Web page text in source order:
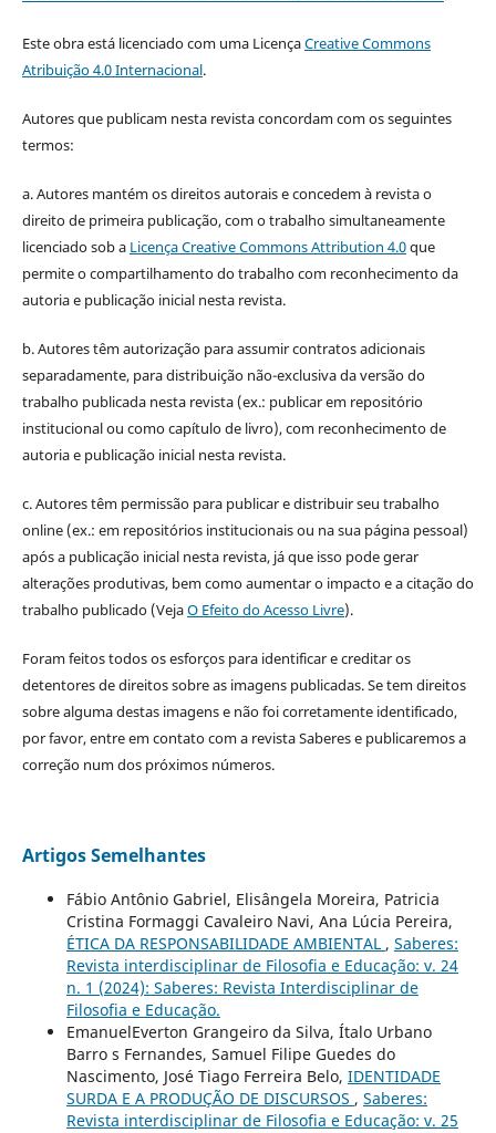
Este obra está licenciado com uma LicençaCreative Commons
Atribuição 4.0 Internacional.
Autores que publicam nesta revista concordam com os seguintes
termos:
a. Autores mantém os direitos autorais e concedem à revista o
direito de primeira publicação, com o trabalho simultaneamente
licenciado sob a Licença Creative Commons Attribution 4.0que
permite o compartilhamento do trabalho com reconhecimento da
autoria e publicação inicial nesta revista.
b. Autores têm autorização para assumir contratos adicionais
separadamente, para distribuição não-exclusiva da versão do
trabalho publicada nesta revista (ex.: publicar em repositório
institucional ou como capítulo de livro), com reconhecimento de
autoria e publicação inicial nesta revista.
c. Autores têm permissão para publicar e distribuir seu trabalho
online (ex.: em repositórios institucionais ou na sua página pessoal)
após a publicação inicial nesta revista, já que isso pode gerar
alterações produtivas, bem como aumentar o impacto e a citação do
trabalho publicado (VejaO Efeito do Acesso Livre).
Foram feitos todos os esforços para identificar e creditar os
detentores de direitos sobre as imagens publicadas. Se tem direitos
sobre alguma destas imagens e não foi corretamente identificado,
por favor, entre em contato com a revista Saberes e publicaremos a
correção num dos próximos números.
Artigos Semelhantes
Fábio Antônio Gabriel, Elisângela Moreira, Patricia
Cristina Formaggi Cavaleiro Navi, Ana Lúcia Pereira,
ÉTICA DA RESPONSABILIDADE AMBIENTAL , Saberes:
Revista interdisciplinar de Filosofia e Educação: v. 24
n. 1 (2024): Saberes: Revista Interdisciplinar de
Filosofia e Educação.
EmanuelEverton Grangeiro da Silva, Ítalo Urbano
Barro s Fernandes, Samuel Filipe Guedes do
Nascimento, José Tiago Ferreira Belo, IDENTIDADE
SURDA E A PRODUÇÃO DE DISCURSOS , Saberes:
Revista interdisciplinar de Filosofia e Educação: v. 25